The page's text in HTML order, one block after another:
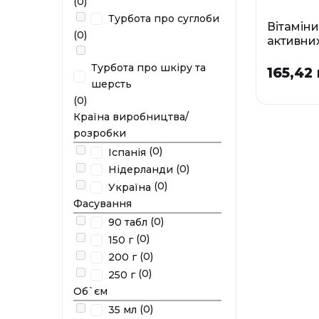
Турбота про суглоби
(0)
Турбота про шкіру та
шерсть
(0)
Країна виробництва/
розробки
Іспанія (0)
Нідерланди (0)
Україна (0)
Фасування
90 табл (0)
150 г (0)
200 г (0)
250 г (0)
Об`єм
35 мл (0)
Dog
165,42